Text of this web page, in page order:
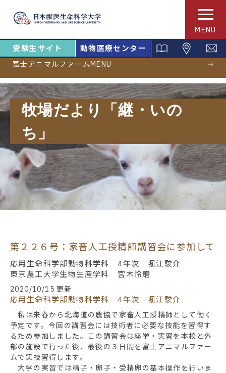
MENU
受験生サイト 動物医療センター
富士アニマルファームMENU
牧場だより「継・いの
ち」
第２２６号：家畜人工授精師講習会に参加して
応用生命科学部動物科学科 4年次 堀江駿介
東京農工大学生物生産学科 宮木怜磨
2020/10/15 更新
応用生命科学部動物科学科 4年次 堀江駿介
私は来春から北海道の農協で家畜人工授精師として働く
予定です。今回の講習会には技術者に必要な技能を習得す
るため参加しました。この講習会は座学・実習を本校と外
部の施設で行った後、最後の３日間を富士アニマルファー
ムで実技習得します。
大学の実習では精子・卵子・受精卵の基本操作を行いま